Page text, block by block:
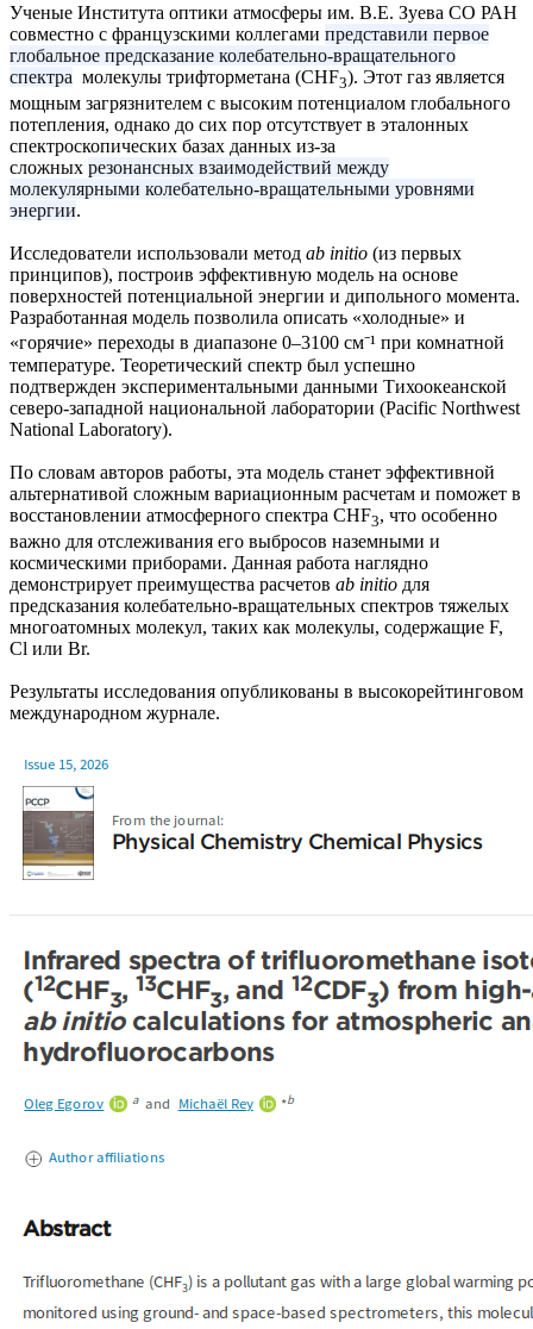
Ученые Института оптики атмосферы им. В.Е. Зуева СО РАН
совместно с французскими коллегами представили первое
глобальное предсказание колебательно-вращательного
спектра молекулы трифторметана (CHF3). Этот газ является
мощным загрязнителем с высоким потенциалом глобального
потепления, однако до сих пор отсутствует в эталонных
спектроскопических базах данных из-за
сложных резонансных взаимодействий между
молекулярными колебательно-вращательными уровнями
энергии.
Исследователи использовали метод ab initio (из первых
принципов), построив эффективную модель на основе
поверхностей потенциальной энергии и дипольного момента.
Разработанная модель позволила описать «холодные» и
«горячие» переходы в диапазоне 0–3100 см⁻¹ при комнатной
температуре. Теоретический спектр был успешно
подтвержден экспериментальными данными Тихоокеанской
северо-западной национальной лаборатории (Pacific Northwest
National Laboratory).
По словам авторов работы, эта модель станет эффективной
альтернативой сложным вариационным расчетам и поможет в
восстановлении атмосферного спектра CHF3, что особенно
важно для отслеживания его выбросов наземными и
космическими приборами. Данная работа наглядно
демонстрирует преимущества расчетов ab initio для
предсказания колебательно-вращательных спектров тяжелых
многоатомных молекул, таких как молекулы, содержащие F,
Cl или Br.
Результаты исследования опубликованы в высокорейтинговом
международном журнале.